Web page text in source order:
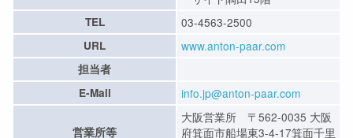
TEL 03-4563-2500
URL www.anton-paar.com
担当者
E-Mail
info.jp@anton-paar.com
営業所等
大阪営業所 〒562-0035 大阪
府箕面市船場東3-4-17箕面千里